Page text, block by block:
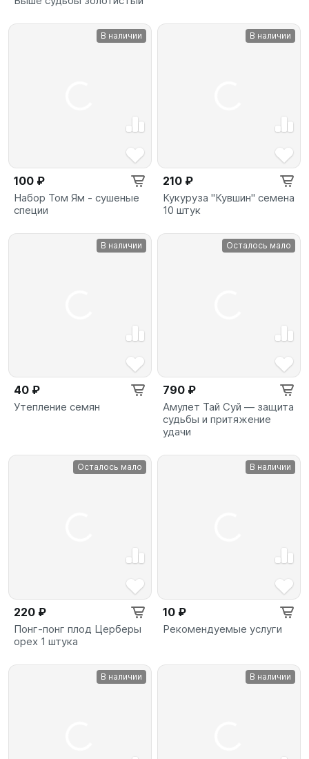
В наличии
100 ₽
Набор Том Ям - сушеные
специи
В наличии
210 ₽
Кукуруза "Кувшин" семена
10 штук
В наличии
40 ₽
Утепление семян
Осталось мало
790 ₽
Амулет Тай Суй — защита
судьбы и притяжение
удачи
Осталось мало
220 ₽
Понг-понг плод Церберы
орех 1 штука
В наличии
10 ₽
Рекомендуемые услуги
В наличии В наличии